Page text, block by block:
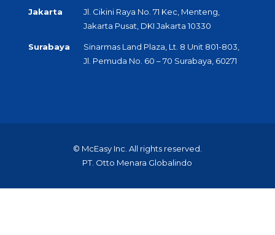
Jakarta
Jl. Cikini Raya No. 71 Kec, Menteng,
Jakarta Pusat, DKI Jakarta 10330
Surabaya
Sinarmas Land Plaza, Lt. 8 Unit 801-803,
Jl. Pemuda No. 60 – 70 Surabaya, 60271
© McEasy Inc. All rights reserved.
PT. Otto Menara Globalindo